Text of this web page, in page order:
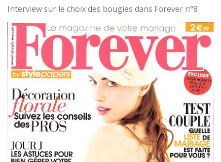
Interview sur le choix des bougies dans Forever n°8